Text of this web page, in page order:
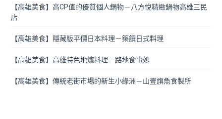
【高雄美食】高CP值的優質個人鍋物－八方悅精緻鍋物高雄三民
店
【高雄美食】隱藏版平價日本料理－築饌日式料理
【高雄美食】高雄特色地爐料理－路地食事処
【高雄美食】傳統老街市場的新生小綠洲－山壹旗魚食製所